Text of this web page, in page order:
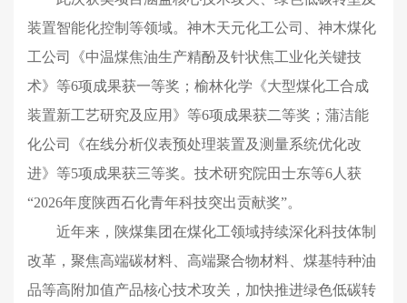
装置智能化控制等领域。神木天元化工公司、神木煤化
工公司《中温煤焦油生产精酚及针状焦工业化关键技
术》等6项成果获一等奖；榆林化学《大型煤化工合成
装置新工艺研究及应用》等6项成果获二等奖；蒲洁能
化公司《在线分析仪表预处理装置及测量系统优化改
进》等5项成果获三等奖。技术研究院田士东等6人获
“2026年度陕西石化青年科技突出贡献奖”。
近年来，陕煤集团在煤化工领域持续深化科技体制
改革，聚焦高端碳材料、 高端聚合物材料 、煤基特种油
品等高附加值产品核心技术攻关，加快推进绿色低碳转